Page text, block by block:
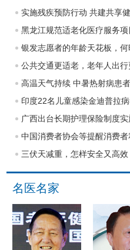
实施残疾预防行动 共建共享
黑龙江规范适老化医疗服务项
银发志愿者的年龄天花板，
公共交通更适老，老年人出行
印度22名儿童感染金迪普拉
广西出台长期护理保险制度实
中国消费者协会等提醒消费
三伏天减重，怎样安全又高效
名医名家